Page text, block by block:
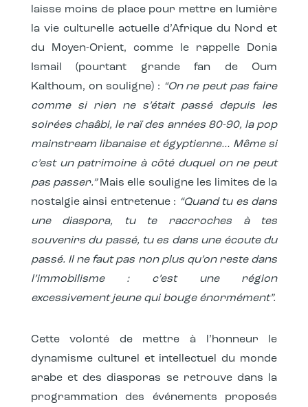
laisse moins de place pour mettre en lumière
la vie culturelle actuelle d’Afrique du Nord et
du Moyen-Orient, comme le rappelle Donia
Ismail (pourtant grande fan de Oum
Kalthoum, on souligne) : “On ne peut pas faire
comme si rien ne s’était passé depuis les
soirées chaâbi, le raï des années 80-90, la pop
mainstream libanaise et égyptienne… Même si
c’est un patrimoine à côté duquel on ne peut
pas passer.”Mais elle souligne les limites de la
nostalgie ainsi entretenue : “Quand tu es dans
une diaspora, tu te raccroches à tes
souvenirs du passé, tu es dans une écoute du
passé. Il ne faut pas non plus qu’on reste dans
l’immobilisme : c’est une région
excessivement jeune qui bouge énormément”.
Cette volonté de mettre à l’honneur le
dynamisme culturel et intellectuel du monde
arabe et des diasporas se retrouve dans la
programmation des événements proposés